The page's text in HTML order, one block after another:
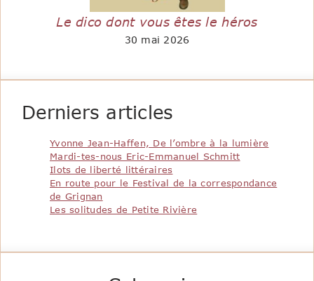
Le dico dont vous êtes le héros
30 mai 2026
Derniers articles
Yvonne Jean-Haffen, De l’ombre à la lumière
Mardi-tes-nous Eric-Emmanuel Schmitt
Ilots de liberté littéraires
En route pour le Festival de la correspondance
de Grignan
Les solitudes de Petite Rivière